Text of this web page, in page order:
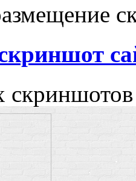
скриншотов